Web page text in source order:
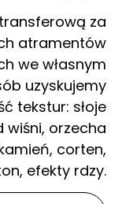
za
atramentów
we własnym
uzyskujemy
tekstur: słoje
wiśni, orzecha
corten,
efekty rdzy.